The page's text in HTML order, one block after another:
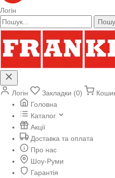
Логін
Логін Закладки (0)
Головна
Каталог
Акції
Доставка та оплата
Про нас
Шоу-Руми
Гарантія